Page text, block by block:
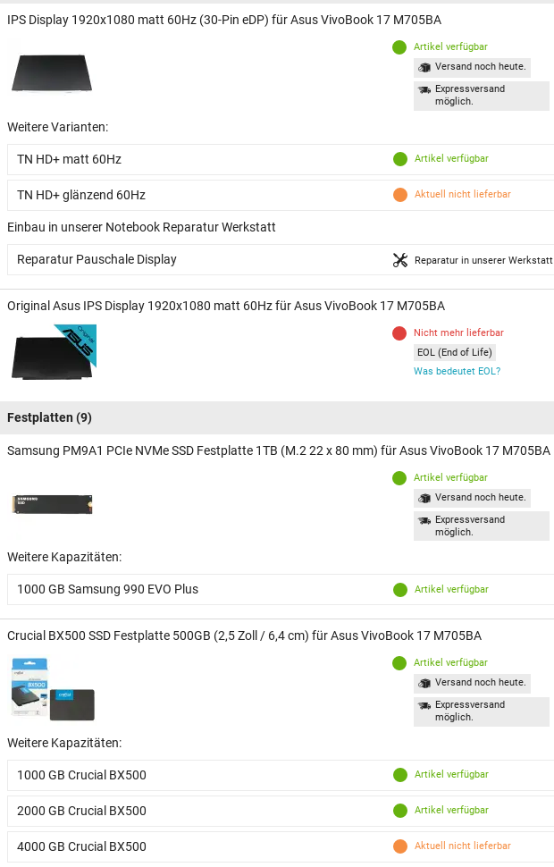
IPS Display 1920x1080 matt 60Hz (30-Pin eDP) für Asus VivoBook 17 M705BA
Artikel verfügbar
Versand noch heute.
Expressversand
möglich.
Weitere Varianten:
TN HD+ matt 60Hz Artikel verfügbar
TN HD+ glänzend 60Hz Aktuell nicht lieferbar
Einbau in unserer Notebook Reparatur Werkstatt
Reparatur Pauschale Display Reparatur in unserer Werkstatt
Original Asus IPS Display 1920x1080 matt 60Hz für Asus VivoBook 17 M705BA
Nicht mehr lieferbar
EOL (End of Life)
Was bedeutet EOL?
Festplatten (9)
Samsung PM9A1 PCIe NVMe SSD Festplatte 1TB (M.2 22 x 80 mm) für Asus VivoBook 17 M705BA
Artikel verfügbar
Versand noch heute.
Expressversand
möglich.
Weitere Kapazitäten:
1000 GB Samsung 990 EVO Plus Artikel verfügbar
Crucial BX500 SSD Festplatte 500GB (2,5 Zoll / 6,4 cm) für Asus VivoBook 17 M705BA
Artikel verfügbar
Versand noch heute.
Expressversand
möglich.
Weitere Kapazitäten:
1000 GB Crucial BX500 Artikel verfügbar
2000 GB Crucial BX500 Artikel verfügbar
4000 GB Crucial BX500 Aktuell nicht lieferbar